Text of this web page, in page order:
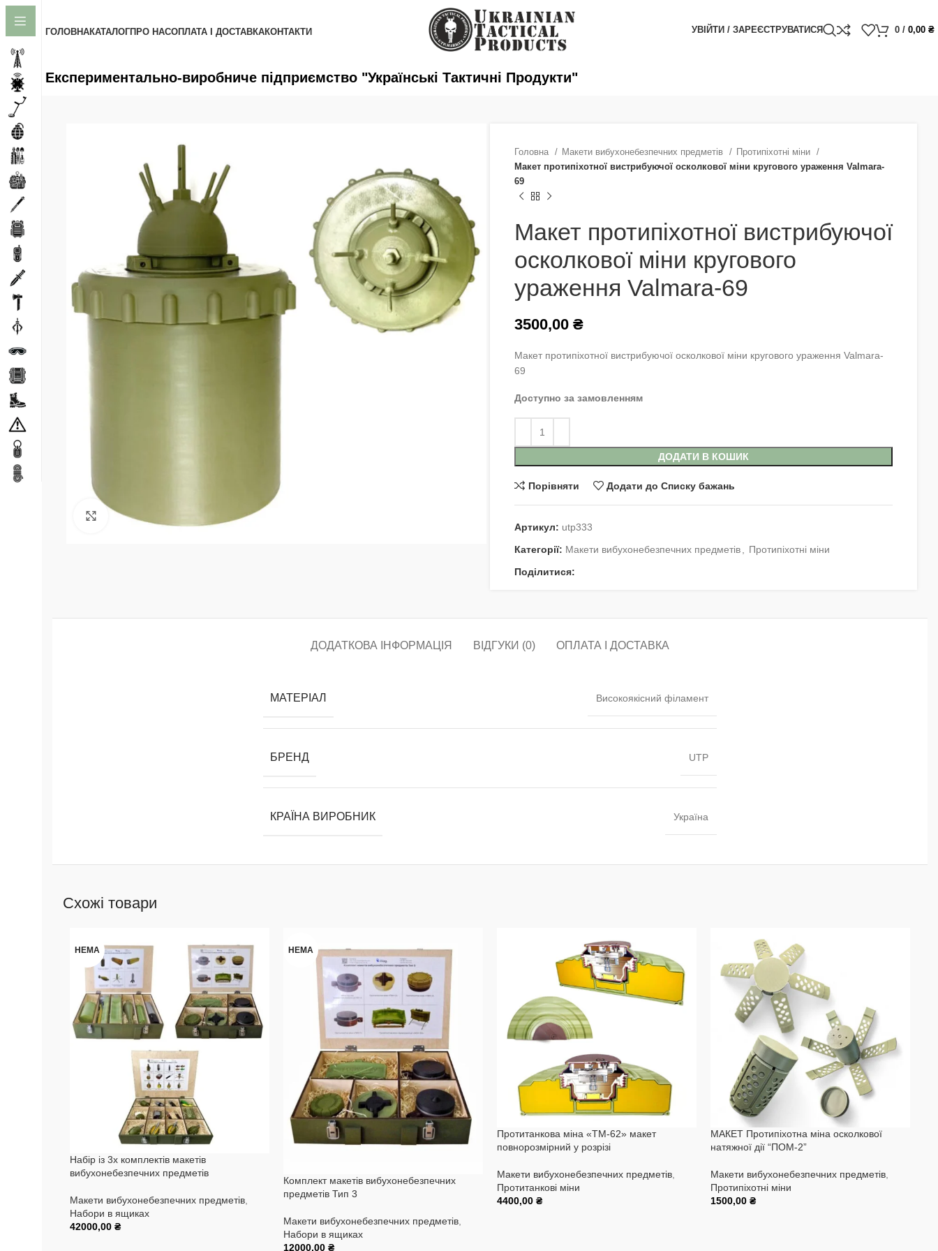
ГОЛОВНАКАТАЛОГПРО НАСОПЛАТА І ДОСТАВКАКОНТАКТИ УВІЙТИ / ЗАРЕЄСТРУВАТИСЯ 0 / 0,00 ₴
Експериментально-виробниче підприємство "Українські Тактичні Продукти"
Натисніть, щоб збільшити
Головна Макети вибухонебезпечних предметів
Протипіхотні міни
Макет протипіхотної вистрибуючої осколкової міни кругового ураження Valmara-
69
Макет протипіхотної вистрибуючої
осколкової міни кругового
ураження Valmara-69
3500,00 ₴
Макет протипіхотної вистрибуючої осколкової міни кругового ураження Valmara-
69
Доступно за замовленням
ДОДАТИ В КОШИК
Порівняти Додати до Списку бажань
Артикул: utp333
Категорії: Макети вибухонебезпечних предметів
Протипіхотні міни
Поділитися:
ДОДАТКОВА ІНФОРМАЦІЯ ВІДГУКИ (0) ОПЛАТА І ДОСТАВКА
МАТЕРІАЛ Високоякісний філамент
БРЕНД UTP
КРАЇНА ВИРОБНИК Україна
Схожі товари
НЕМА
Набір із 3х комплектів макетів
вибухонебезпечних предметів
Макети вибухонебезпечних предметів
Набори в ящиках
42000,00 ₴
НЕМА
Комплект макетів вибухонебезпечних
предметів Тип 3
Макети вибухонебезпечних предметів
Набори в ящиках
12000,00 ₴
Протитанкова міна «ТМ-62» макет
повнорозмірний у розрізі
Макети вибухонебезпечних предметів
Протитанкові міни
4400,00 ₴
МАКЕТ Протипіхотна міна осколкової
натяжної дії “ПОМ-2”
Макети вибухонебезпечних предметів
Протипіхотні міни
1500,00 ₴